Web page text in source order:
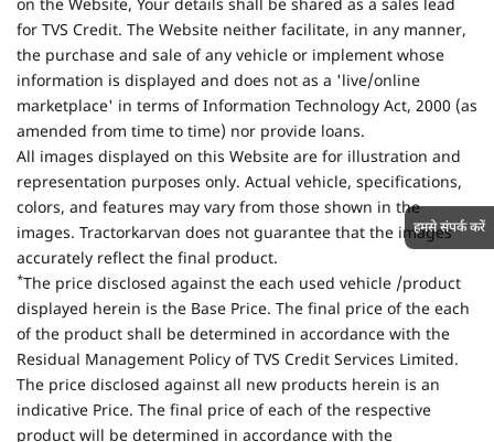
on the Website, Your details shall be shared as a sales lead
for TVS Credit. The Website neither facilitate, in any manner,
the purchase and sale of any vehicle or implement whose
information is displayed and does not as a 'live/online
marketplace' in terms of Information Technology Act, 2000 (as
amended from time to time) nor provide loans.
All images displayed on this Website are for illustration and
representation purposes only. Actual vehicle, specifications,
colors, and features may vary from those shown in the
images. Tractorkarvan does not guarantee that the images
accurately reflect the final product.
*The price disclosed against the each used vehicle /product
displayed herein is the Base Price. The final price of the each
of the product shall be determined in accordance with the
Residual Management Policy of TVS Credit Services Limited.
The price disclosed against all new products herein is an
indicative Price. The final price of each of the respective
product will be determined in accordance with the
हमसे संपर्क करें